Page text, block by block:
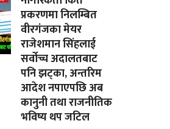
प्रकरणमा निलम्बित
वीरगंजका मेयर
राजेशमान सिंहलाई
सर्वोच्च अदालतबाट
पनि झट्का, अन्तरिम
आदेश नपाएपछि अब
कानुनी तथा राजनीतिक
भविष्य थप जटिल